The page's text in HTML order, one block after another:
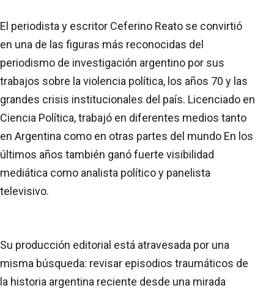
El periodista y escritor Ceferino Reato se convirtió
en una de las figuras más reconocidas del
periodismo de investigación argentino por sus
trabajos sobre la violencia política, los años 70 y las
grandes crisis institucionales del país. Licenciado en
Ciencia Política, trabajó en diferentes medios tanto
en Argentina como en otras partes del mundo En los
últimos años también ganó fuerte visibilidad
mediática como analista político y panelista
televisivo.
Su producción editorial está atravesada por una
misma búsqueda: revisar episodios traumáticos de
la historia argentina reciente desde una mirada